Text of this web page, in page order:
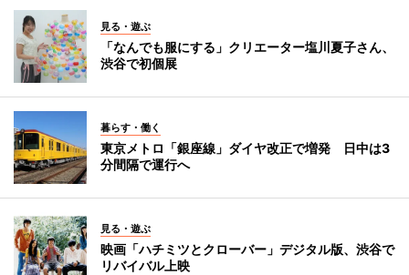
見る・遊ぶ
「なんでも服にする」クリエーター塩川夏子さん、
渋谷で初個展
暮らす・働く
東京メトロ「銀座線」ダイヤ改正で増発 日中は3
分間隔で運行へ
見る・遊ぶ
映画「ハチミツとクローバー」デジタル版、渋谷で
リバイバル上映